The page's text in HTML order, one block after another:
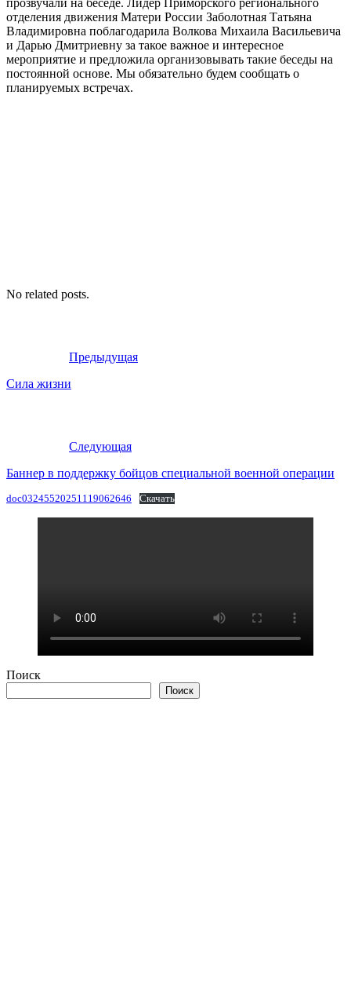
прозвучали на беседе. Лидер Приморского регионального
отделения движения Матери России Заболотная Татьяна
Владимировна поблагодарила Волкова Михаила Васильевича
и Дарью Дмитриевну за такое важное и интересное
мероприятие и предложила организовывать такие беседы на
постоянной основе. Мы обязательно будем сообщать о
планируемых встречах.
No related posts.
Предыдущая
Сила жизни
Следующая
Баннер в поддержку бойцов специальной военной операции
doc03245520251119062646 Скачать
Поиск
Поиск